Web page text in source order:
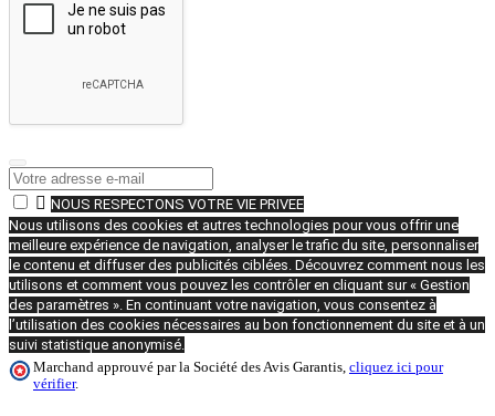
 NOUS RESPECTONS VOTRE VIE PRIVEE
Nous utilisons des cookies et autres technologies pour vous offrir une
meilleure expérience de navigation, analyser le trafic du site, personnaliser
le contenu et diffuser des publicités ciblées. Découvrez comment nous les
utilisons et comment vous pouvez les contrôler en cliquant sur « Gestion
des paramètres ». En continuant votre navigation, vous consentez à
l’utilisation des cookies nécessaires au bon fonctionnement du site et à un
suivi statistique anonymisé.
Marchand approuvé par la Société des Avis Garantis, cliquez ici pour
vérifier.